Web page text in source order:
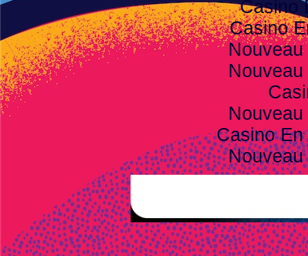
Casino
Casino
Casino